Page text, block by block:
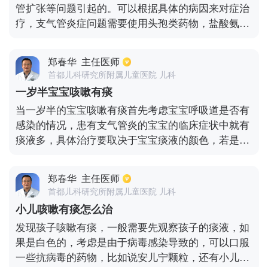
可以避免支气管扩张的加重。
管扩张等问题引起的。可以根据具体的病因来对症治
疗，支气管炎症问题需要使用头孢类药物，盐酸氨溴
多数是早晨比较常见，对于这类的治疗除了用药物配
合治疗以外，饮食方面也需要注意，不能吃辛辣刺激
的食物，刺激喉咙加重咳嗽的现象。药物治疗可以吃
一些利于咽喉的药物来帮助调理。如果感冒引起的咳
嗽有痰长时间不治愈就会导致支气管炎的加重，明确
病因需要做ct检查来确诊。咳嗽问题需要越早治疗越
好，不好很容易引起肺部炎症、支气管炎症的加重。
管的刺激，平时多注意休息，后期就会慢慢恢复。
郑春华 主任医师
首都儿科研究所附属儿童医院 儿科
一岁半宝宝咳嗽有痰
当一岁半的宝宝咳嗽有痰首先考虑宝宝呼吸道是否有
感染的情况，患有支气管炎的宝宝的临床症状中就有
痰液多，具体治疗要取决于宝宝痰液的颜色，若是黄
法上可采用口服抗生素，如头孢克肟颗粒、阿莫西林
及头孢克洛干混悬剂同时服用一些化痰止咳的药物效
果显著。若是白色痰液，这种情况一般是由病毒感染
所引起的，在用药治疗上可选用氨溴索口服液、小儿
消积止咳口服液、小儿止咳化痰颗粒、蒲地蓝消炎口
服液、百蕊颗粒、小儿豉翘清热颗粒等效果都是很理
想的。在临床上，对于年龄偏小的宝宝一般建议口服
郑春华 主任医师
首都儿科研究所附属儿童医院 儿科
小儿咳嗽有痰怎么治
发现孩子咳嗽有痰，一般需要先观察孩子的痰液，如
果是白色的，考虑是由于病毒感染导致的，可以口服
一些抗病毒的药物，比如说安儿宁颗粒，还有小儿豉